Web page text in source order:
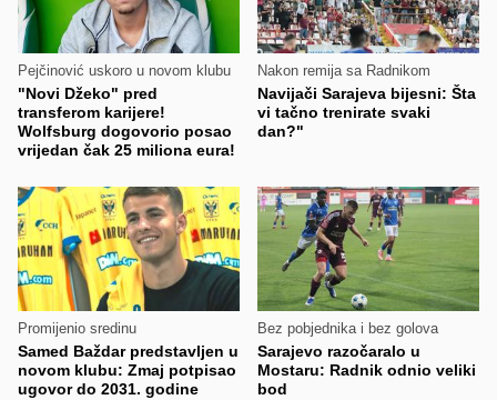
Pejčinović uskoro u novom klubu
"Novi Džeko" pred
transferom karijere!
Wolfsburg dogovorio posao
vrijedan čak 25 miliona eura!
Nakon remija sa Radnikom
Navijači Sarajeva bijesni: Šta
vi tačno trenirate svaki
dan?"
Promijenio sredinu
Samed Baždar predstavljen u
novom klubu: Zmaj potpisao
ugovor do 2031. godine
Bez pobjednika i bez golova
Sarajevo razočaralo u
Mostaru: Radnik odnio veliki
bod